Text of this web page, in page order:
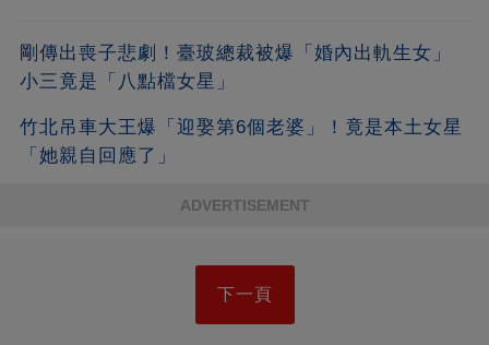
剛傳出喪子悲劇！臺玻總裁被爆「婚內出軌生女」
小三竟是「八點檔女星」
竹北吊車大王爆「迎娶第6個老婆」！竟是本土女星
「她親自回應了」
ADVERTISEMENT
下一頁